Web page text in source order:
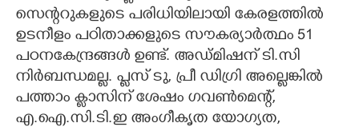
സെന്ററുകളുടെ പരിധിയിലായി കേരളത്തിൽ
ഉടനീളം പഠിതാക്കളുടെ സൗകര്യാർത്ഥം 51
പഠനകേന്ദ്രങ്ങൾ ഉണ്ട്. അഡ്മിഷന് ടി.സി
നിർബന്ധമല്ല. പ്ലസ് ടു, പ്രീ ഡിഗ്രി അല്ലെങ്കിൽ
പത്താം ക്ലാസിന് ശേഷം ഗവൺമെന്റ്,
എ.ഐ.സി.ടി.ഇ അംഗീകൃത യോഗ്യത,